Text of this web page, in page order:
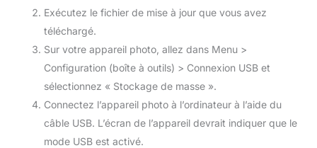
Exécutez le fichier de mise à jour que vous avez
téléchargé.
Sur votre appareil photo, allez dans Menu >
Configuration (boîte à outils) > Connexion USB et
sélectionnez « Stockage de masse ».
Connectez l’appareil photo à l’ordinateur à l’aide du
câble USB. L’écran de l’appareil devrait indiquer que le
mode USB est activé.